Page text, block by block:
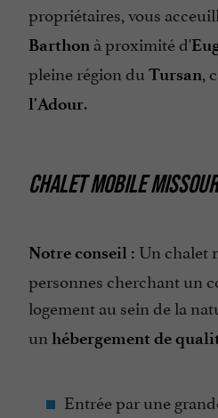
propriétaires, vous
Barthon à proximité d'
pleine région du Tursan,
l'Adour.
CHALET MOBILE
Notre conseil : Un chalet
personnes cherchant un
logement au sein de la
un hébergement de
Entrée par une